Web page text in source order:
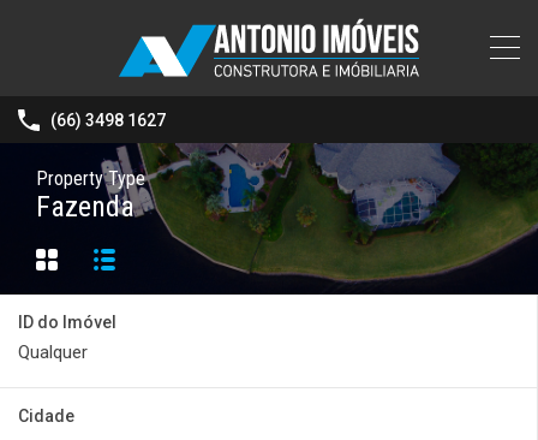
(66) 3498 1627
Property Type
Fazenda
ID do Imóvel
Cidade